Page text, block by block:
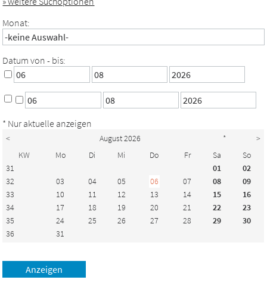
Monat:
Datum von - bis:
* Nur aktuelle anzeigen
< August 2026 *
>
KW
Mo Di Mi Do Fr Sa
So
31
01
02
32
03 04 05 06 07 08
09
33
10 11 12 13 14 15
16
34
17 18 19 20 21 22
23
35
24 25 26 27 28 29
30
36
31